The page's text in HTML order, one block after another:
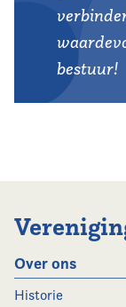
bestuur!
Over ons
Historie